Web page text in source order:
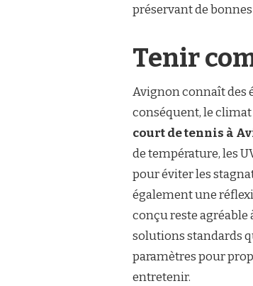
préservant de
Tenir
Avignon connaît des
conséquent, le
court de tennis à
de température, les
pour éviter les
également une
conçu reste agréable
solutions standards
paramètres pour
entretenir.